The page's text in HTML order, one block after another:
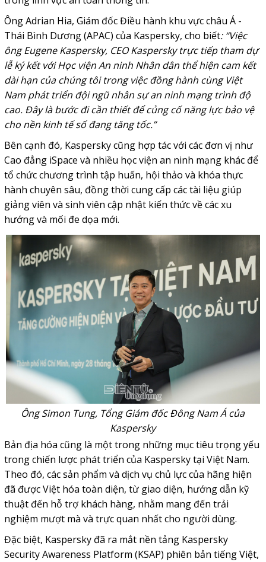
Ông Adrian Hia, Giám đốc Điều hành khu vực châu Á -
Thái Bình Dương (APAC) của Kaspersky, cho biết: “Việc
ông Eugene Kaspersky, CEO Kaspersky trực tiếp tham dự
lễ ký kết với Học viện An ninh Nhân dân thể hiện cam kết
dài hạn của chúng tôi trong việc đồng hành cùng Việt
Nam phát triển đội ngũ nhân sự an ninh mạng trình độ
cao. Đây là bước đi cần thiết để củng cố năng lực bảo vệ
cho nền kinh tế số đang tăng tốc.”
Bên cạnh đó, Kaspersky cũng hợp tác với các đơn vị như
Cao đẳng iSpace và nhiều học viện an ninh mạng khác để
tổ chức chương trình tập huấn, hội thảo và khóa thực
hành chuyên sâu, đồng thời cung cấp các tài liệu giúp
giảng viên và sinh viên cập nhật kiến thức về các xu
hướng và mối đe dọa mới.
Ông Simon Tung, Tổng Giám đốc Đông Nam Á của
Kaspersky
Bản địa hóa cũng là một trong những mục tiêu trọng yếu
trong chiến lược phát triển của Kaspersky tại Việt Nam.
Theo đó, các sản phẩm và dịch vụ chủ lực của hãng hiện
đã được Việt hóa toàn diện, từ giao diện, hướng dẫn kỹ
thuật đến hỗ trợ khách hàng, nhằm mang đến trải
nghiệm mượt mà và trực quan nhất cho người dùng.
Đặc biệt, Kaspersky đã ra mắt nền tảng Kaspersky
Security Awareness Platform (KSAP) phiên bản tiếng Việt,